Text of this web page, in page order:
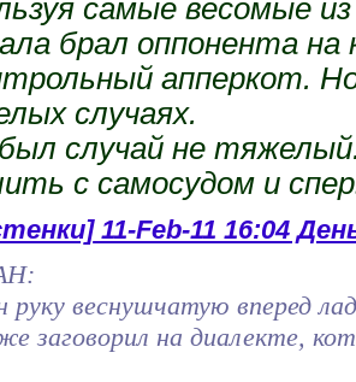
самые весомые
брал оппонента
апперкот.
случаях.
случай не
с самосудом и
11-Feb-11 16:04
руку веснушчатую вперед
заговорил на диалекте,